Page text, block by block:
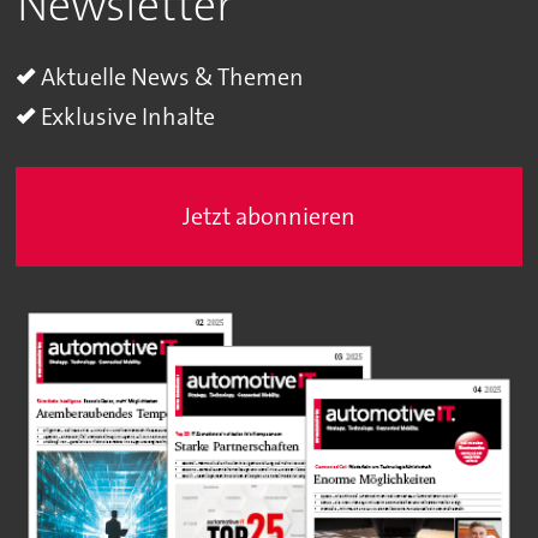
Aktuelle News & Themen
Exklusive Inhalte
Jetzt abonnieren